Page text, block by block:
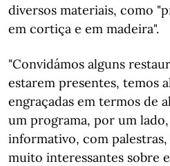
diversos materiais, como
em cortiça e em madeira".
"Convidámos alguns
estarem presentes, temos
engraçadas em termos de
um programa, por um
informativo, com
muito interessantes sobre